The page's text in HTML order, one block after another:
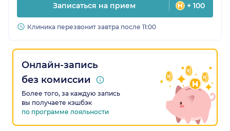
Записаться на прием + 100
Клиника перезвонит завтра после 11:00
Онлайн-запись
без комиссии
Более того, за каждую запись
вы получаете кэшбэк
по программе лояльности